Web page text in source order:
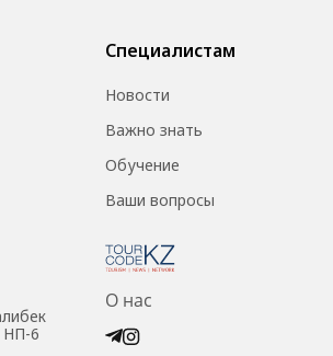
Специалистам
Новости
Важно знать
Обучение
Ваши вопросы
НП-6
О нас